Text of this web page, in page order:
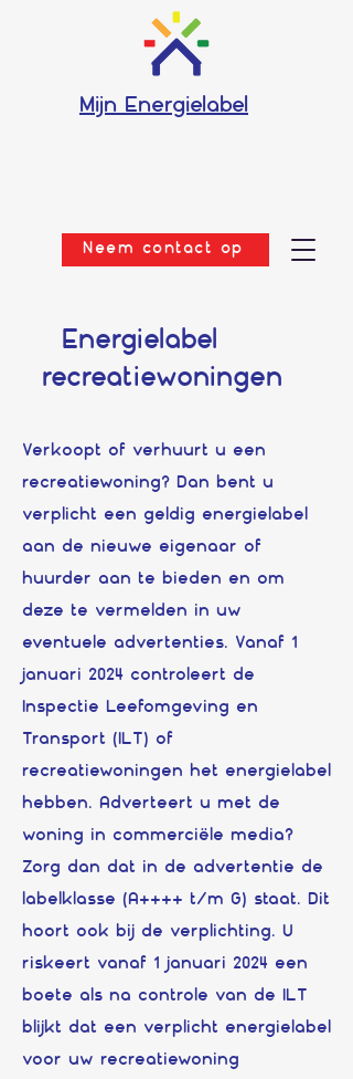
Neem contact op
Mijn Energielabel
Energielabel
recreatiewoningen
Verkoopt of verhuurt u een
recreatiewoning? Dan bent u
verplicht een geldig energielabel
aan de nieuwe eigenaar of
huurder aan te bieden en om
deze te vermelden in uw
eventuele advertenties. Vanaf 1
januari 2024 controleert de
Inspectie Leefomgeving en
Transport (ILT) of
recreatiewoningen het energielabel
hebben. Adverteert u met de
woning in commerciële media?
Zorg dan dat in de advertentie de
labelklasse (A++++ t/m G) staat. Dit
hoort ook bij de verplichting. U
riskeert vanaf 1 januari 2024 een
boete als na controle van de ILT
blijkt dat een verplicht energielabel
voor uw recreatiewoning